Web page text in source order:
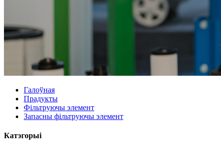
Галоўная
Прадукты
Фільтруючы элемент
Запасны фільтруючы элемент
Катэгорыі